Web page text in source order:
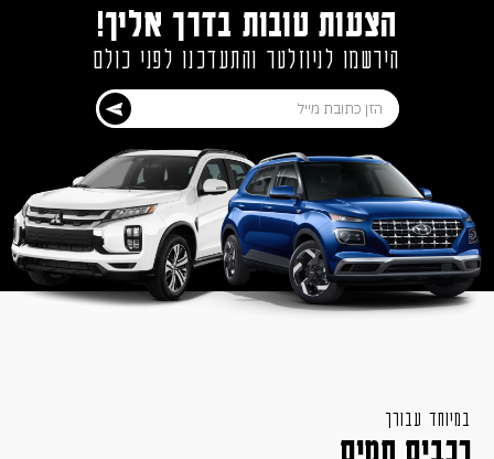
הצעות טובות בדרך אליך!
הירשמו לניוזלטר והתעדכנו לפני כולם
במיוחד עבורך
רכבים חמים